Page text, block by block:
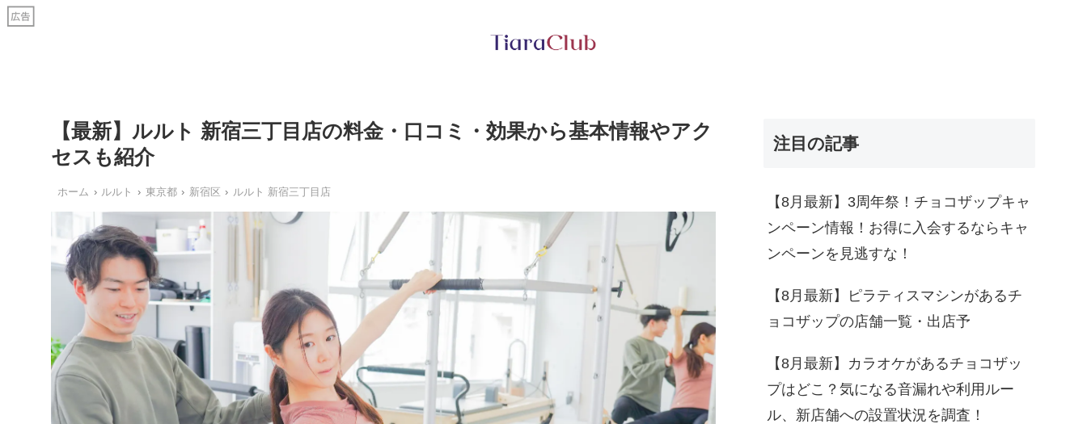
【最新】ルルト 新宿三丁目店の料金・口コミ・効果から基本情報やアク
セスも紹介
ホーム ルルト 東京都 新宿区 ルルト 新宿三丁目店
注目の記事
【8月最新】3周年祭！チョコザップキャ
ンペーン情報！お得に入会するならキャ
ンペーンを見逃すな！
【8月最新】ピラティスマシンがあるチ
ョコザップの店舗一覧・出店予
【8月最新】カラオケがあるチョコザッ
プはどこ？気になる音漏れや利用ルー
ル、新店舗への設置状況を調査！